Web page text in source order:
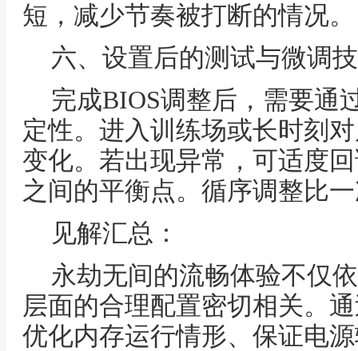
短，减少节奏被打断的情况。
六、设置后的测试与微调
完成BIOS调整后，需要通
定性。进入训练场或长时刻
变化。若出现异常，可适度
之间的平衡点。循序调整比
见解汇总：
永劫无间的流畅体验不仅
层面的合理配置密切相关。
优化内存运行情形、保证电